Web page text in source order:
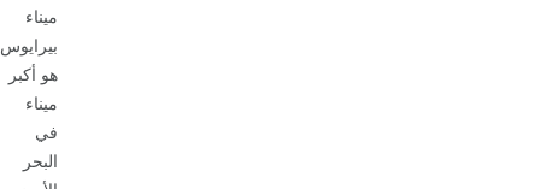
ميناء
بيرايوس
هو أكبر
ميناء
في
البحر